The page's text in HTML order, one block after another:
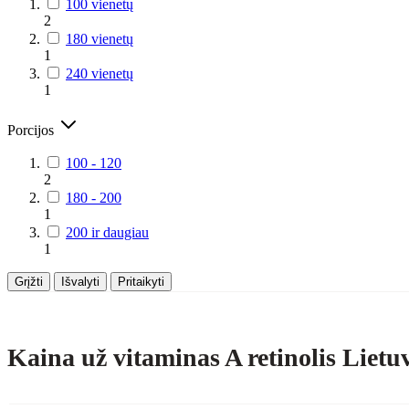
100 vienetų
2
180 vienetų
1
240 vienetų
1
Porcijos
100 - 120
2
180 - 200
1
200 ir daugiau
1
Grįžti Išvalyti Pritaikyti
Kaina už vitaminas A retinolis